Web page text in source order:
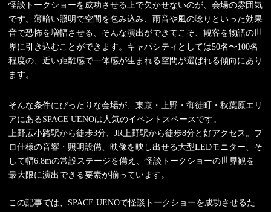
怪談トークショーを成功させる上で欠かせないのが、会場の雰囲気
です。薄暗い照明で空間を包み込み、雨音や風の唸りといった効果
音で恐怖を増幅させる、そんな演出ができてこそ、観客を物語の世
界に引き込むことができます。キャパシティとしては50名〜100名
程度の、近い距離感で一体感が生まれる空間が選ばれる傾向にあり
ます。
そんな条件にぴったりな会場が、 東京・上野・御徒町・秋葉原エリ
アにあるSPACE UENOは人気のイベントスペースです。
上野広小路駅から徒歩3分、JR上野駅から徒歩8分と好アクセス。プ
ロ仕様の音響・照明設備、映像を映し出せる大型LEDモニター、そ
して幅6.8mの常設ステージを備え、怪談トークショーの世界観を
最大限に演出できる要素が揃っています。
この記事では、SPACE UENOで怪談トークショーを成功させるた